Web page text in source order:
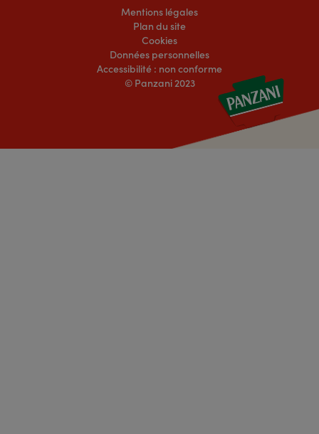
Mentions légales
Plan du site
Cookies
Données personnelles
Accessibilité : non conforme
© Panzani 2023